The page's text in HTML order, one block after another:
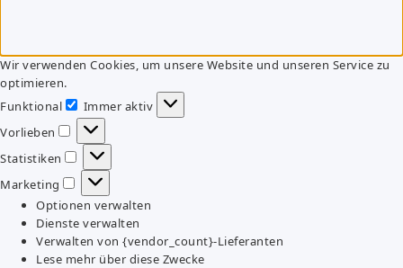
Wir verwenden Cookies, um unsere Website und unseren Service zu
optimieren.
Funktional
Funktional
Immer aktiv
Vorlieben
Vorlieben
Statistiken
Statistiken
Marketing
Marketing
Optionen verwalten
Dienste verwalten
Verwalten von {vendor_count}-Lieferanten
Lese mehr über diese Zwecke